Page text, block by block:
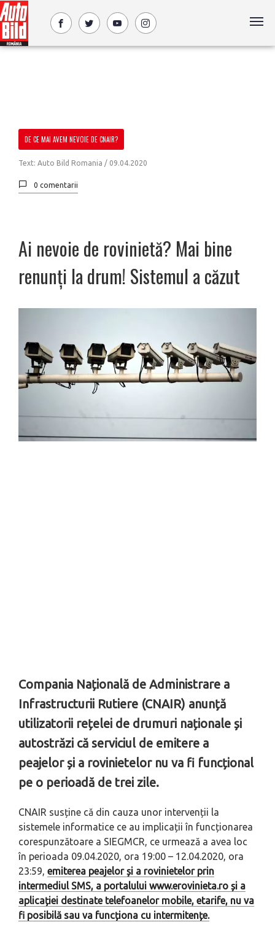
DE CE MAI AVEM NEVOIE DE CNAIR?
Text: Auto Bild Romania / 09.04.2020
0 comentarii
Ai nevoie de rovinietă? Mai bine
renunți la drum! Sistemul a căzut
Compania Națională de Administrare a
Infrastructurii Rutiere (CNAIR) anunță
utilizatorii rețelei de drumuri naționale și
autostrăzi că serviciul de emitere a
peajelor și a rovinietelor nu va fi funcțional
pe o perioadă de trei zile.
CNAIR susține că din cauza unor intervenții la
sistemele informatice ce au implicații în funcționarea
corespunzătoare a SIEGMCR, ce urmează a avea loc
în perioada 09.04.2020, ora 19:00 – 12.04.2020, ora
23:59, emiterea peajelor și a rovinietelor prin
intermediul SMS, a portalului www.erovinieta.ro și a
aplicației destinate telefoanelor mobile, etarife, nu va
fi posibilă sau va funcționa cu intermitențe.